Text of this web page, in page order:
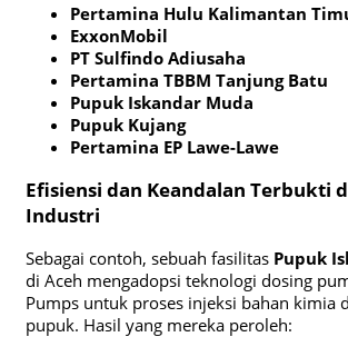
Pertamina Hulu Kalimantan
ExxonMobil
PT Sulfindo Adiusaha
Pertamina TBBM Tanjung Batu
Pupuk Iskandar Muda
Pupuk Kujang
Pertamina EP Lawe-Lawe
Efisiensi dan Keandalan Terbukti
Industri
Sebagai contoh, sebuah fasilitas Pupuk
di Aceh mengadopsi teknologi dosing
Pumps untuk proses injeksi bahan kimia
pupuk. Hasil yang mereka peroleh: